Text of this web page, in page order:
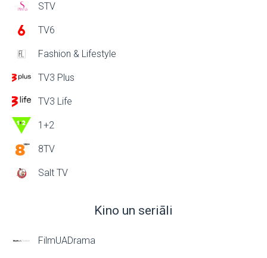
STV
TV6
Fashion & Lifestyle
TV3 Plus
TV3 Life
1+2
8TV
Salt TV
Kino un seriāli
FilmUADrama